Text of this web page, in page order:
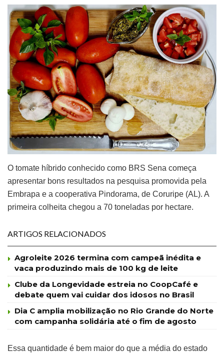
O tomate híbrido conhecido como BRS Sena começa
apresentar bons resultados na pesquisa promovida pela
Embrapa e a cooperativa Pindorama, de Coruripe (AL). A
primeira colheita chegou a 70 toneladas por hectare.
ARTIGOS RELACIONADOS
Agroleite 2026 termina com campeã inédita e
vaca produzindo mais de 100 kg de leite
Clube da Longevidade estreia no CoopCafé e
debate quem vai cuidar dos idosos no Brasil
Dia C amplia mobilização no Rio Grande do Norte
com campanha solidária até o fim de agosto
Essa quantidade é bem maior do que a média do estado